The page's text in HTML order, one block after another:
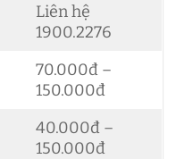
Liên hệ
1900.2276
70.000đ –
150.000đ
40.000đ –
150.000đ